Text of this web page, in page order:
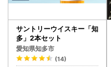
サントリーウイスキー「知
多」2本セット
愛知県知多市
(14)